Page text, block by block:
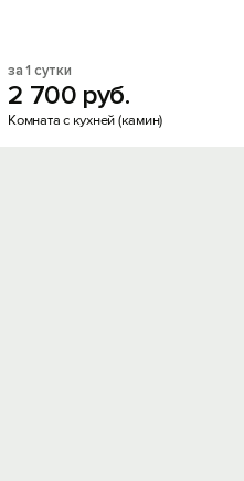
за 1 сутки
2 700 руб.
Комната с кухней (камин)